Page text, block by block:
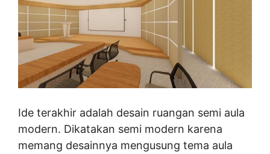
Ide terakhir adalah desain ruangan semi aula
modern. Dikatakan semi modern karena
memang desainnya mengusung tema aula